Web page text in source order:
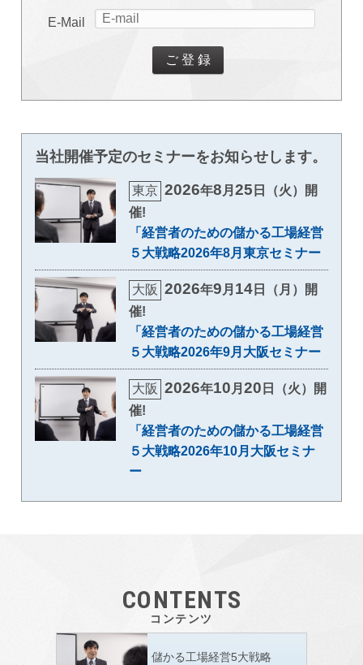
E-Mail
当社開催予定のセミナーをお知らせします。
東京 2026年8月25 日（火）開
催!
「経営者のための儲かる工場経営
５大戦略2026年8月東京セミナー
大阪 2026年9月 14 日（月）開
催!
「経営者のための儲かる工場経営
５大戦略2026年9月大阪セミナー
大阪 2026年10月20 日（火）開
催!
「経営者のための儲かる工場経営
５大戦略2026年10月大阪セミナ
ー
CONTENTS
コンテンツ
儲かる工場経営5大戦略